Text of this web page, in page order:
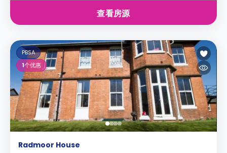
查看房源
PBSA
1个优惠
Radmoor House